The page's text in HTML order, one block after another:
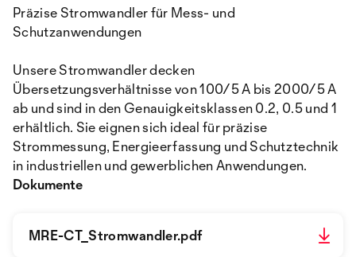
Präzise Stromwandler für Mess- und
Schutzanwendungen
Unsere Stromwandler decken
Übersetzungsverhältnisse von 100/5 A bis 2000/5 A
ab und sind in den Genauigkeitsklassen 0.2, 0.5 und 1
erhältlich. Sie eignen sich ideal für präzise
Strommessung, Energieerfassung und Schutztechnik
in industriellen und gewerblichen Anwendungen.
Dokumente
MRE-CT_Stromwandler.pdf